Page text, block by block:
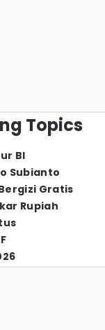
Topics
BI
Subianto
Gratis
Rupiah